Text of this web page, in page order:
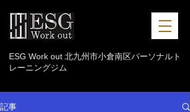
ESG Work out 北九州市小倉南区パーソナルト
レーニングジム
記事